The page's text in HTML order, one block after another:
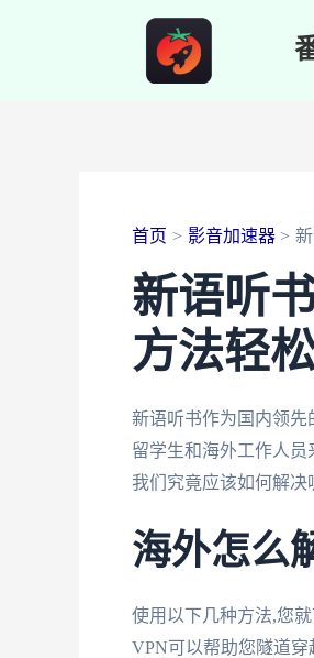
首页 影音加速器
新语听
方法轻
新语听书作为国内领先
留学生和海外工作人
我们究竟应该如何解决
海外怎么
使用以下几种方法,您
VPN可以帮助您隧道